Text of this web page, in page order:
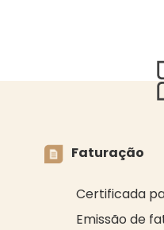
Faturação
Certificada
Emissão de